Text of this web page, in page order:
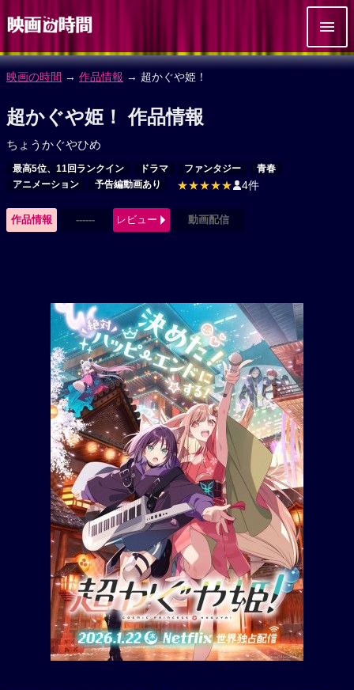
映画の時間 → 作品情報 → 超かぐや姫！
超かぐや姫！ 作品情報
ちょうかぐやひめ
最高5位、11回ランクイン ドラマ ファンタジー
青春
アニメーション
予告編動画あり ★★★★★ 4件
作品情報 ------ レビュー 動画配信